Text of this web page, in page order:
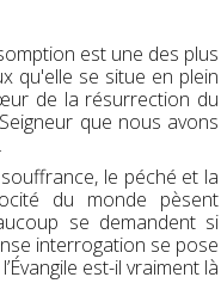
est une des plus
qu'elle se situe en plein
de la résurrection du
que nous avons
le péché et la
du monde pèsent
se demandent si
interrogation se pose
est-il vraiment là